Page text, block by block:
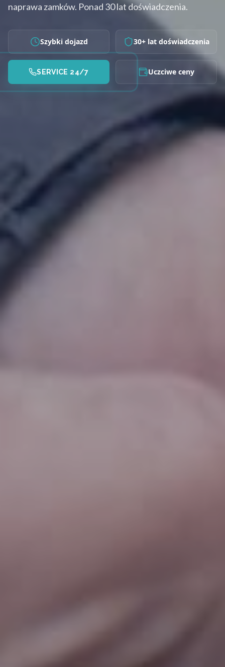
naprawa zamków. Ponad 30 lat doświadczenia.
Szybki dojazd 30+ lat doświadczenia
SERVICE 24/7 Uczciwe ceny